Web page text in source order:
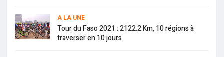
A LA UNE
Tour du Faso 2021 : 2122.2 Km, 10 régions à
traverser en 10 jours